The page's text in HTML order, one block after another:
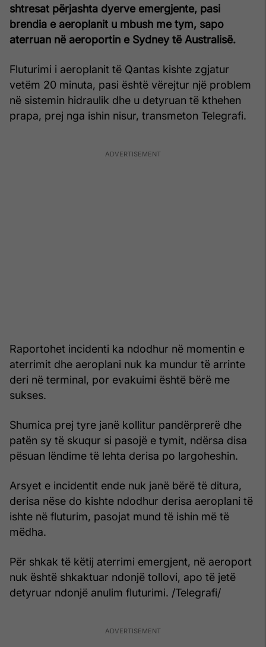
shtresat përjashta dyerve emergjente, pasi
brendia e aeroplanit u mbush me tym, sapo
aterruan në aeroportin e Sydney të Australisë.
Fluturimi i aeroplanit të Qantas kishte zgjatur
vetëm 20 minuta, pasi është vërejtur një problem
në sistemin hidraulik dhe u detyruan të kthehen
prapa, prej nga ishin nisur, transmeton Telegrafi.
Raportohet incidenti ka ndodhur në momentin e
aterrimit dhe aeroplani nuk ka mundur të arrinte
deri në terminal, por evakuimi është bërë me
sukses.
Shumica prej tyre janë kollitur pandërprerë dhe
patën sy të skuqur si pasojë e tymit, ndërsa disa
pësuan lëndime të lehta derisa po largoheshin.
Arsyet e incidentit ende nuk janë bërë të ditura,
derisa nëse do kishte ndodhur derisa aeroplani të
ishte në fluturim, pasojat mund të ishin më të
mëdha.
Për shkak të këtij aterrimi emergjent, në aeroport
nuk është shkaktuar ndonjë tollovi, apo të jetë
detyruar ndonjë anulim fluturimi. /Telegrafi/